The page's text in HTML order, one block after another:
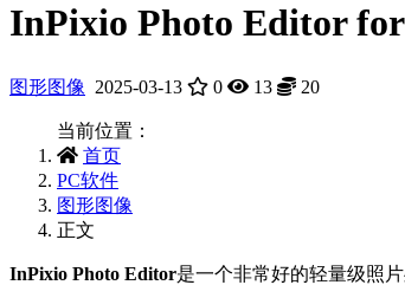
InPixio Photo Editor
图形图像 2025-03-13 0 13 20
当前位置：
首页
PC软件
图形图像
正文
InPixio Photo Editor是一个非常好的轻量级照